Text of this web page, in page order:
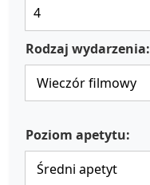
Rodzaj wydarzenia:
Poziom apetytu: